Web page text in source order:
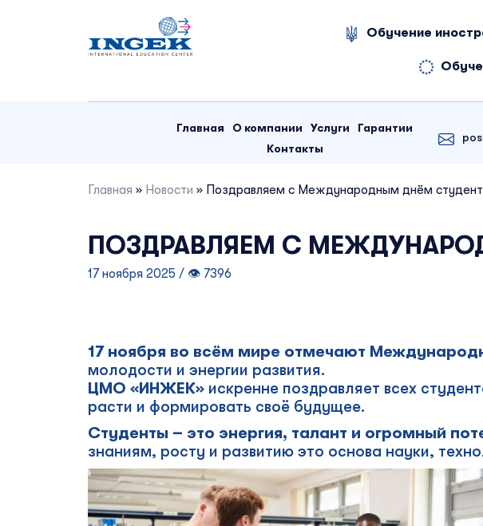
Обучение
Главная О компании Услуги
Гарантии
Контакты
Главная » Новости » Поздравляем с Международным днём
ПОЗДРАВЛЯЕМ С
17 ноября 2025 / 👁 7396
17 ноября во всём мире отмечают
молодости и энергии развития.
ЦМО «ИНЖЕК»искренне поздравляет всех
расти и формировать своё будущее.
Студенты – это энергия, талант и огромный
знаниям, росту и развитию это основа науки,